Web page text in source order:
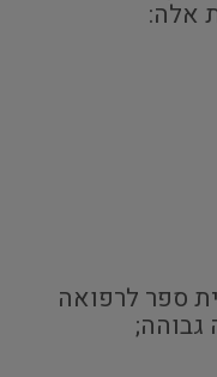
ספר לרפואה